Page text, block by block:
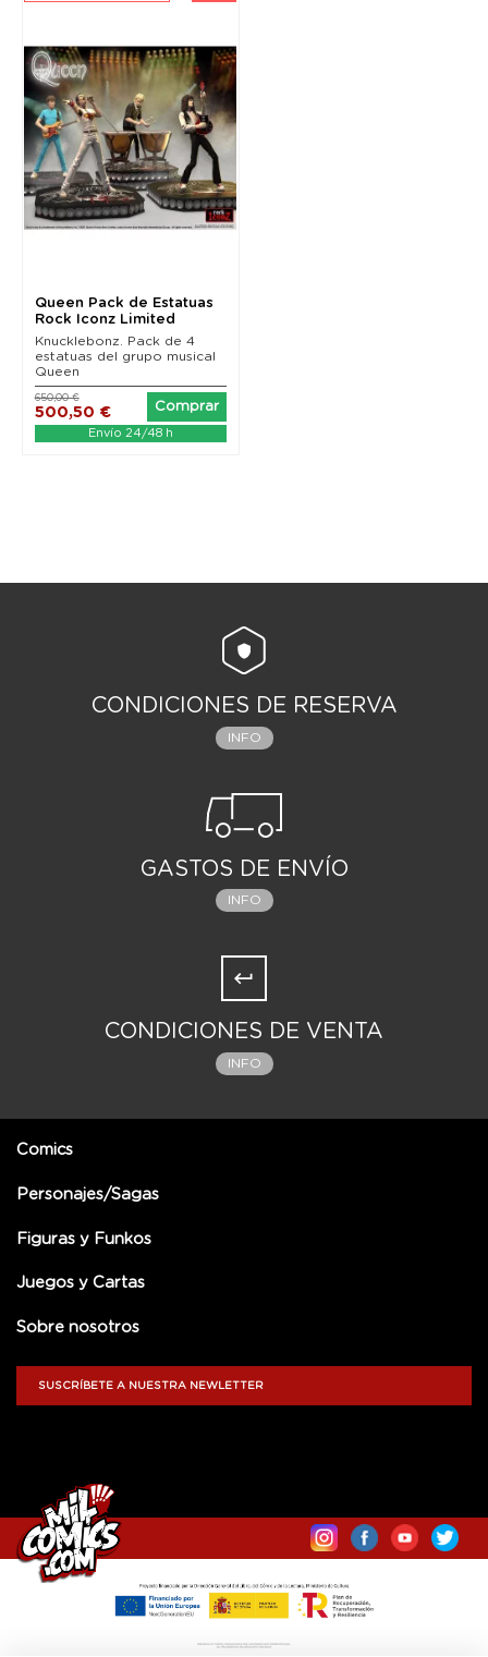
Queen Pack de Estatuas
Rock Iconz Limited
Edition 23 - 25 cm
Knucklebonz. Pack de 4
estatuas del grupo musical
Queen
500,50 €
650,00 €
Comprar
Envío 24/48 h
CONDICIONES DE RESERVA
INFO
GASTOS DE ENVÍO
INFO
CONDICIONES DE VENTA
INFO
Comics
Personajes/Sagas
Figuras y Funkos
Juegos y Cartas
Sobre nosotros
SUSCRÍBETE A NUESTRA NEWLETTER